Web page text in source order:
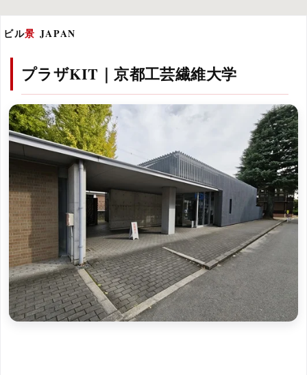
ビル景 JAPAN
プラザKIT｜京都工芸繊維大学